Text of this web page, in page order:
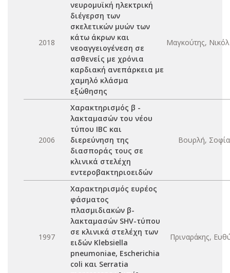
2018
νευρομυϊκή ηλεκτρική
διέγερση των
σκελετικών μυών των
κάτω άκρων και
νεοαγγειογένεση σε
ασθενείς με χρόνια
καρδιακή ανεπάρκεια με
χαμηλό κλάσμα
εξώθησης
Μαγκούτης,
2006
Χαρακτηρισμός β -
λακταμασών του νέου
τύπου IBC και
διερεύνηση της
διασποράς τους σε
κλινικά στελέχη
εντεροβακτηριοειδών
Βουρλή,
1997
Χαρακτηρισμός ευρέος
φάσματος
πλασμιδιακών β-
λακταμασών SHV-τύπου
σε κλινικά στελέχη των
ειδών Klebsiella
pneumoniae, Escherichia
coli και Serratia
Πριναράκης,